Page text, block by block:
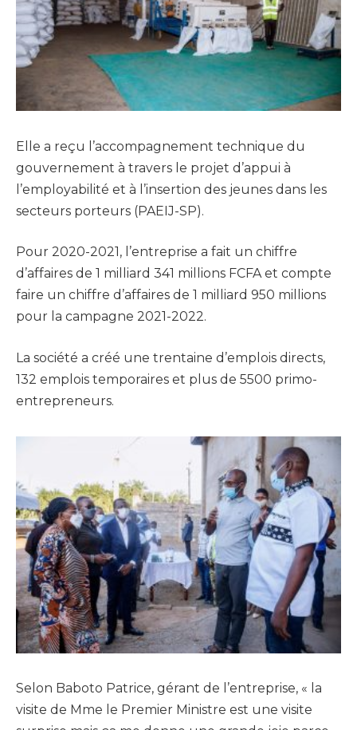
Elle a reçu l’accompagnement technique du
gouvernement à travers le projet d’appui à
l’employabilité et à l’insertion des jeunes dans les
secteurs porteurs (PAEIJ-SP).
Pour 2020-2021, l’entreprise a fait un chiffre
d’affaires de 1 milliard 341 millions FCFA et compte
faire un chiffre d’affaires de 1 milliard 950 millions
pour la campagne 2021-2022.
La société a créé une trentaine d’emplois directs,
132 emplois temporaires et plus de 5500 primo-
entrepreneurs.
Selon Baboto Patrice, gérant de l’entreprise, « la
visite de Mme le Premier Ministre est une visite